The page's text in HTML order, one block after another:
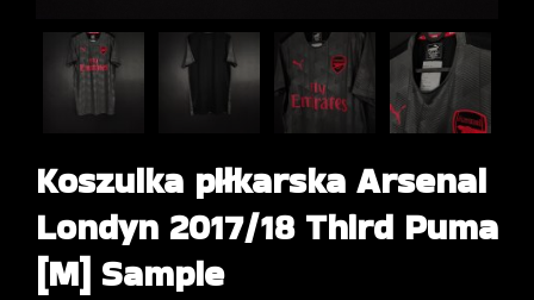
Koszulka piłkarska Arsenal
Londyn 2017/18 Third Puma
[M] Sample